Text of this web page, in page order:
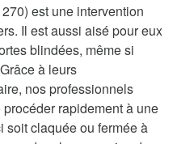
est une intervention
Il est aussi aisé pour eux
blindées, même si
à leurs
nos professionnels
rapidement à une
soit claquée ou fermée à